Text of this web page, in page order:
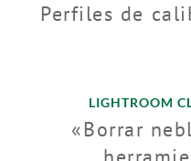
Perfiles de
LIGHTROOM
«Borrar